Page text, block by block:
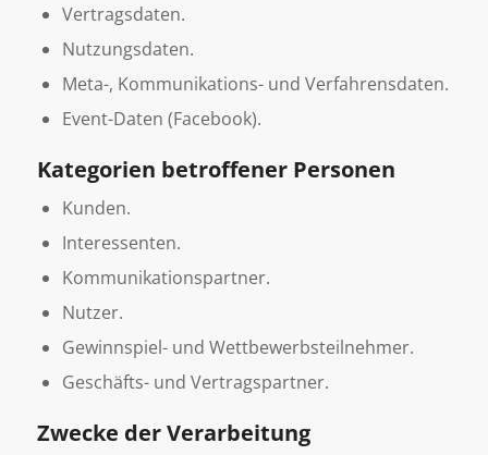
Vertragsdaten.
Nutzungsdaten.
Meta-, Kommunikations- und Verfahrensdaten.
Event-Daten (Facebook).
Kategorien betroffener Personen
Kunden.
Interessenten.
Kommunikationspartner.
Nutzer.
Gewinnspiel- und Wettbewerbsteilnehmer.
Geschäfts- und Vertragspartner.
Zwecke der Verarbeitung